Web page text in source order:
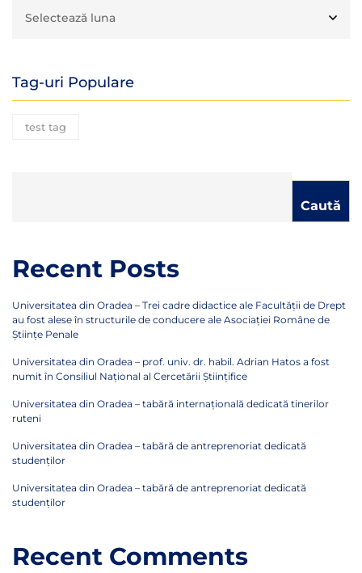
Tag-uri Populare
test tag
Caută
Recent Posts
Universitatea din Oradea – Trei cadre didactice ale Facultății de Drept
au fost alese în structurile de conducere ale Asociației Române de
Științe Penale
Universitatea din Oradea – prof. univ. dr. habil. Adrian Hatos a fost
numit în Consiliul Național al Cercetării Științifice
Universitatea din Oradea – tabără internațională dedicată tinerilor
ruteni
Universitatea din Oradea – tabără de antreprenoriat dedicată
studenților
Universitatea din Oradea – tabără de antreprenoriat dedicată
studenților
Recent Comments